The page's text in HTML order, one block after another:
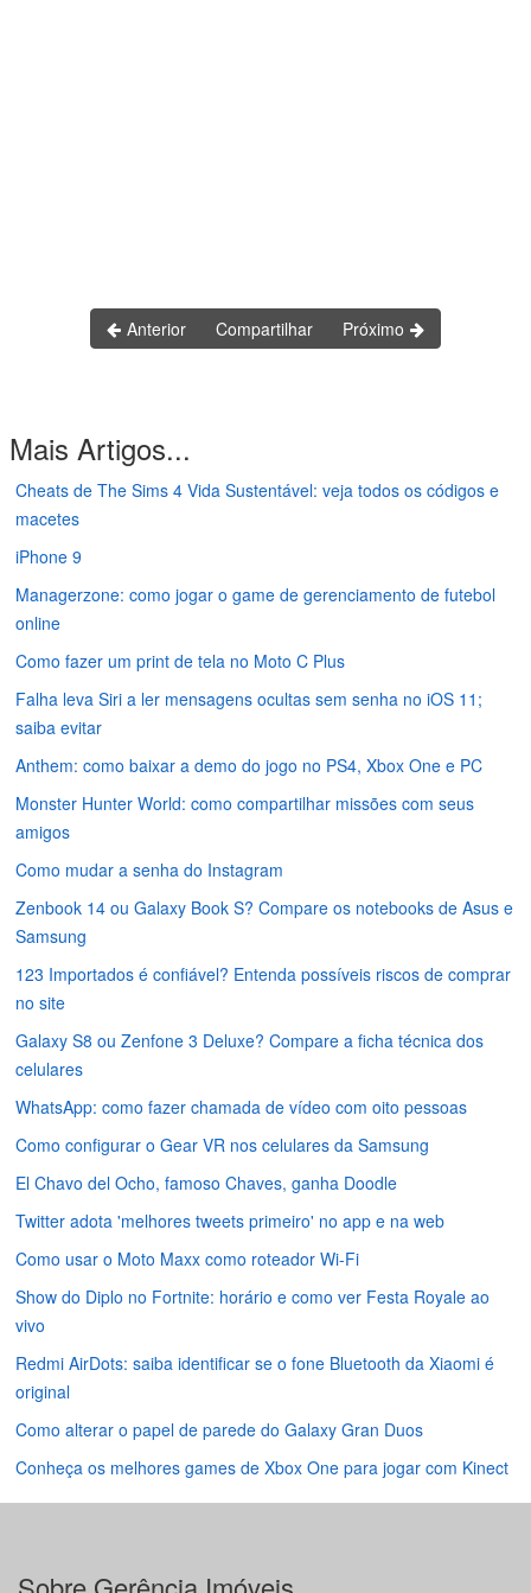
Anterior Compartilhar Próximo
Mais Artigos...
Cheats de The Sims 4 Vida Sustentável: veja todos os códigos e
macetes
iPhone 9
Managerzone: como jogar o game de gerenciamento de futebol
online
Como fazer um print de tela no Moto C Plus
Falha leva Siri a ler mensagens ocultas sem senha no iOS 11;
saiba evitar
Anthem: como baixar a demo do jogo no PS4, Xbox One e PC
Monster Hunter World: como compartilhar missões com seus
amigos
Como mudar a senha do Instagram
Zenbook 14 ou Galaxy Book S? Compare os notebooks de Asus e
Samsung
123 Importados é confiável? Entenda possíveis riscos de comprar
no site
Galaxy S8 ou Zenfone 3 Deluxe? Compare a ficha técnica dos
celulares
WhatsApp: como fazer chamada de vídeo com oito pessoas
Como configurar o Gear VR nos celulares da Samsung
El Chavo del Ocho, famoso Chaves, ganha Doodle
Twitter adota 'melhores tweets primeiro' no app e na web
Como usar o Moto Maxx como roteador Wi-Fi
Show do Diplo no Fortnite: horário e como ver Festa Royale ao
vivo
Redmi AirDots: saiba identificar se o fone Bluetooth da Xiaomi é
original
Como alterar o papel de parede do Galaxy Gran Duos
Conheça os melhores games de Xbox One para jogar com Kinect